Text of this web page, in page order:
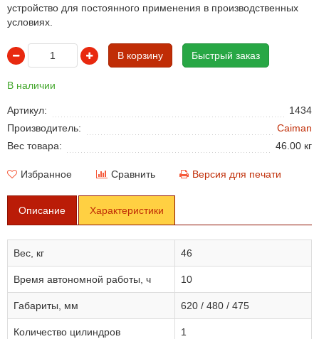
устройство для постоянного применения в производственных
условиях.
В корзину Быстрый заказ
В наличии
Артикул:
1434
Производитель:
Caiman
Вес товара:
46.00 кг
Избранное Сравнить Версия для печати
Описание Характеристики
Вес, кг 46
Время автономной работы, ч 10
Габариты, мм 620 / 480 / 475
Количество цилиндров 1